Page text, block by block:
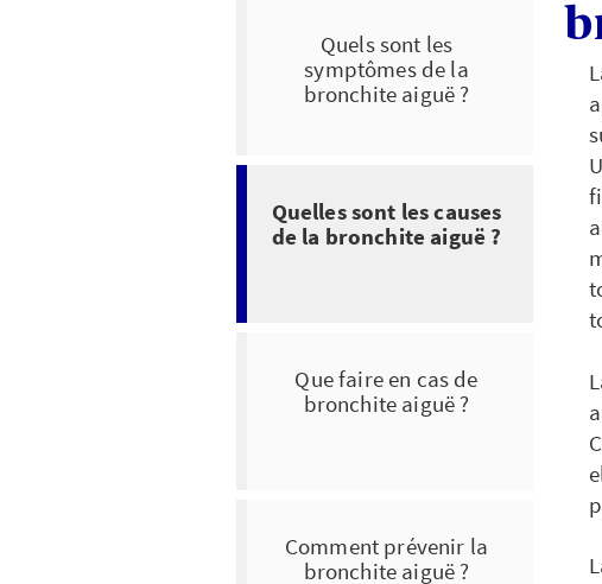
Quels sont les
symptômes de la
bronchite aiguë ?
Quelles sont les causes
de la bronchite aiguë ?
Que faire en cas de
bronchite aiguë ?
Comment prévenir la
bronchite aiguë ?